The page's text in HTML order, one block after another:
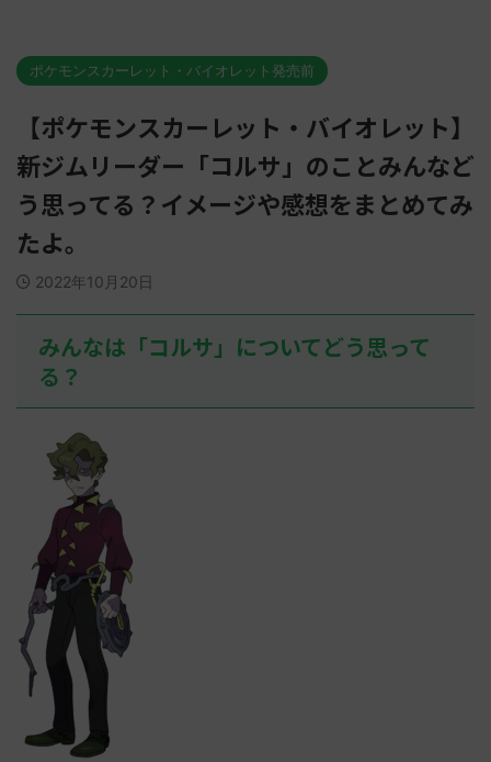
ポケモンスカーレット・バイオレット発売前
【ポケモンスカーレット・バイオレット】
新ジムリーダー「コルサ」のことみんなど
う思ってる？イメージや感想をまとめてみ
たよ。
2022年10月20日
みんなは「コルサ」についてどう思って
る？